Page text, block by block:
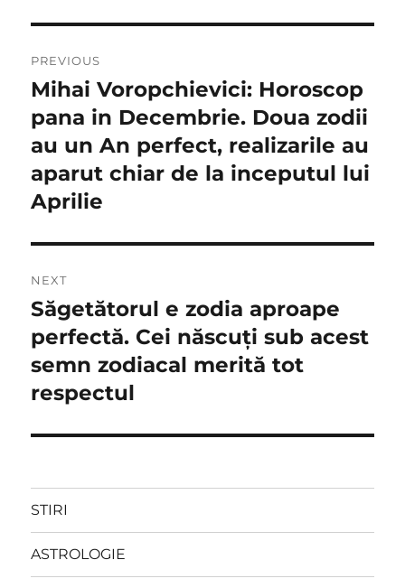
în
articole
PREVIOUS
Previous
post:
Mihai Voropchievici: Horoscop
pana in Decembrie. Doua zodii
au un An perfect, realizarile au
aparut chiar de la inceputul lui
Aprilie
NEXT
Next
post:
Săgetătorul e zodia aproape
perfectă. Cei născuți sub acest
semn zodiacal merită tot
respectul
STIRI
ASTROLOGIE